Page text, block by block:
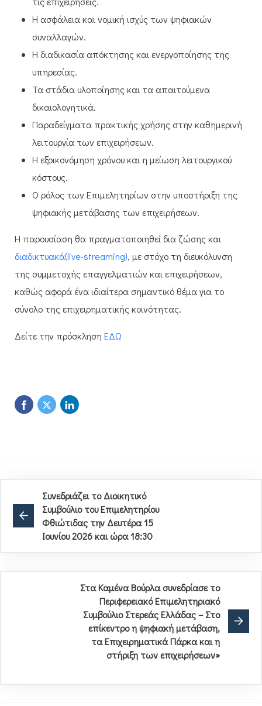
Η ασφάλεια και νομική ισχύς των ψηφιακών
συναλλαγών.
Η διαδικασία απόκτησης και ενεργοποίησης της
υπηρεσίας.
Τα στάδια υλοποίησης και τα απαιτούμενα
δικαιολογητικά.
Παραδείγματα πρακτικής χρήσης στην καθημερινή
λειτουργία των επιχειρήσεων.
Η εξοικονόμηση χρόνου και η μείωση λειτουργικού
κόστους.
Ο ρόλος των Επιμελητηρίων στην υποστήριξη της
ψηφιακής μετάβασης των επιχειρήσεων.
Η παρουσίαση θα πραγματοποιηθεί δια ζώσης και
διαδικτυακά(live-streaming), με στόχο τη διευκόλυνση
της συμμετοχής επαγγελματιών και επιχειρήσεων,
καθώς αφορά ένα ιδιαίτερα σημαντικό θέμα για το
σύνολο της επιχειρηματικής κοινότητας.
Δείτε την πρόσκληση ΕΔΩ
Συνεδριάζει το Διοικητικό
Συμβούλιο του Επιμελητηρίου
Φθιώτιδας την Δευτέρα 15
Ιουνίου 2026 και ώρα 18:30
Στα Καμένα Βούρλα συνεδρίασε το
Περιφερειακό Επιμελητηριακό
Συμβούλιο Στερεάς Ελλάδας – Στο
επίκεντρο η ψηφιακή μετάβαση,
τα Επιχειρηματικά Πάρκα και η
στήριξη των επιχειρήσεων»